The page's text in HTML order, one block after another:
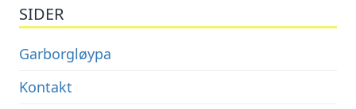
SIDER
Garborgløypa
Kontakt